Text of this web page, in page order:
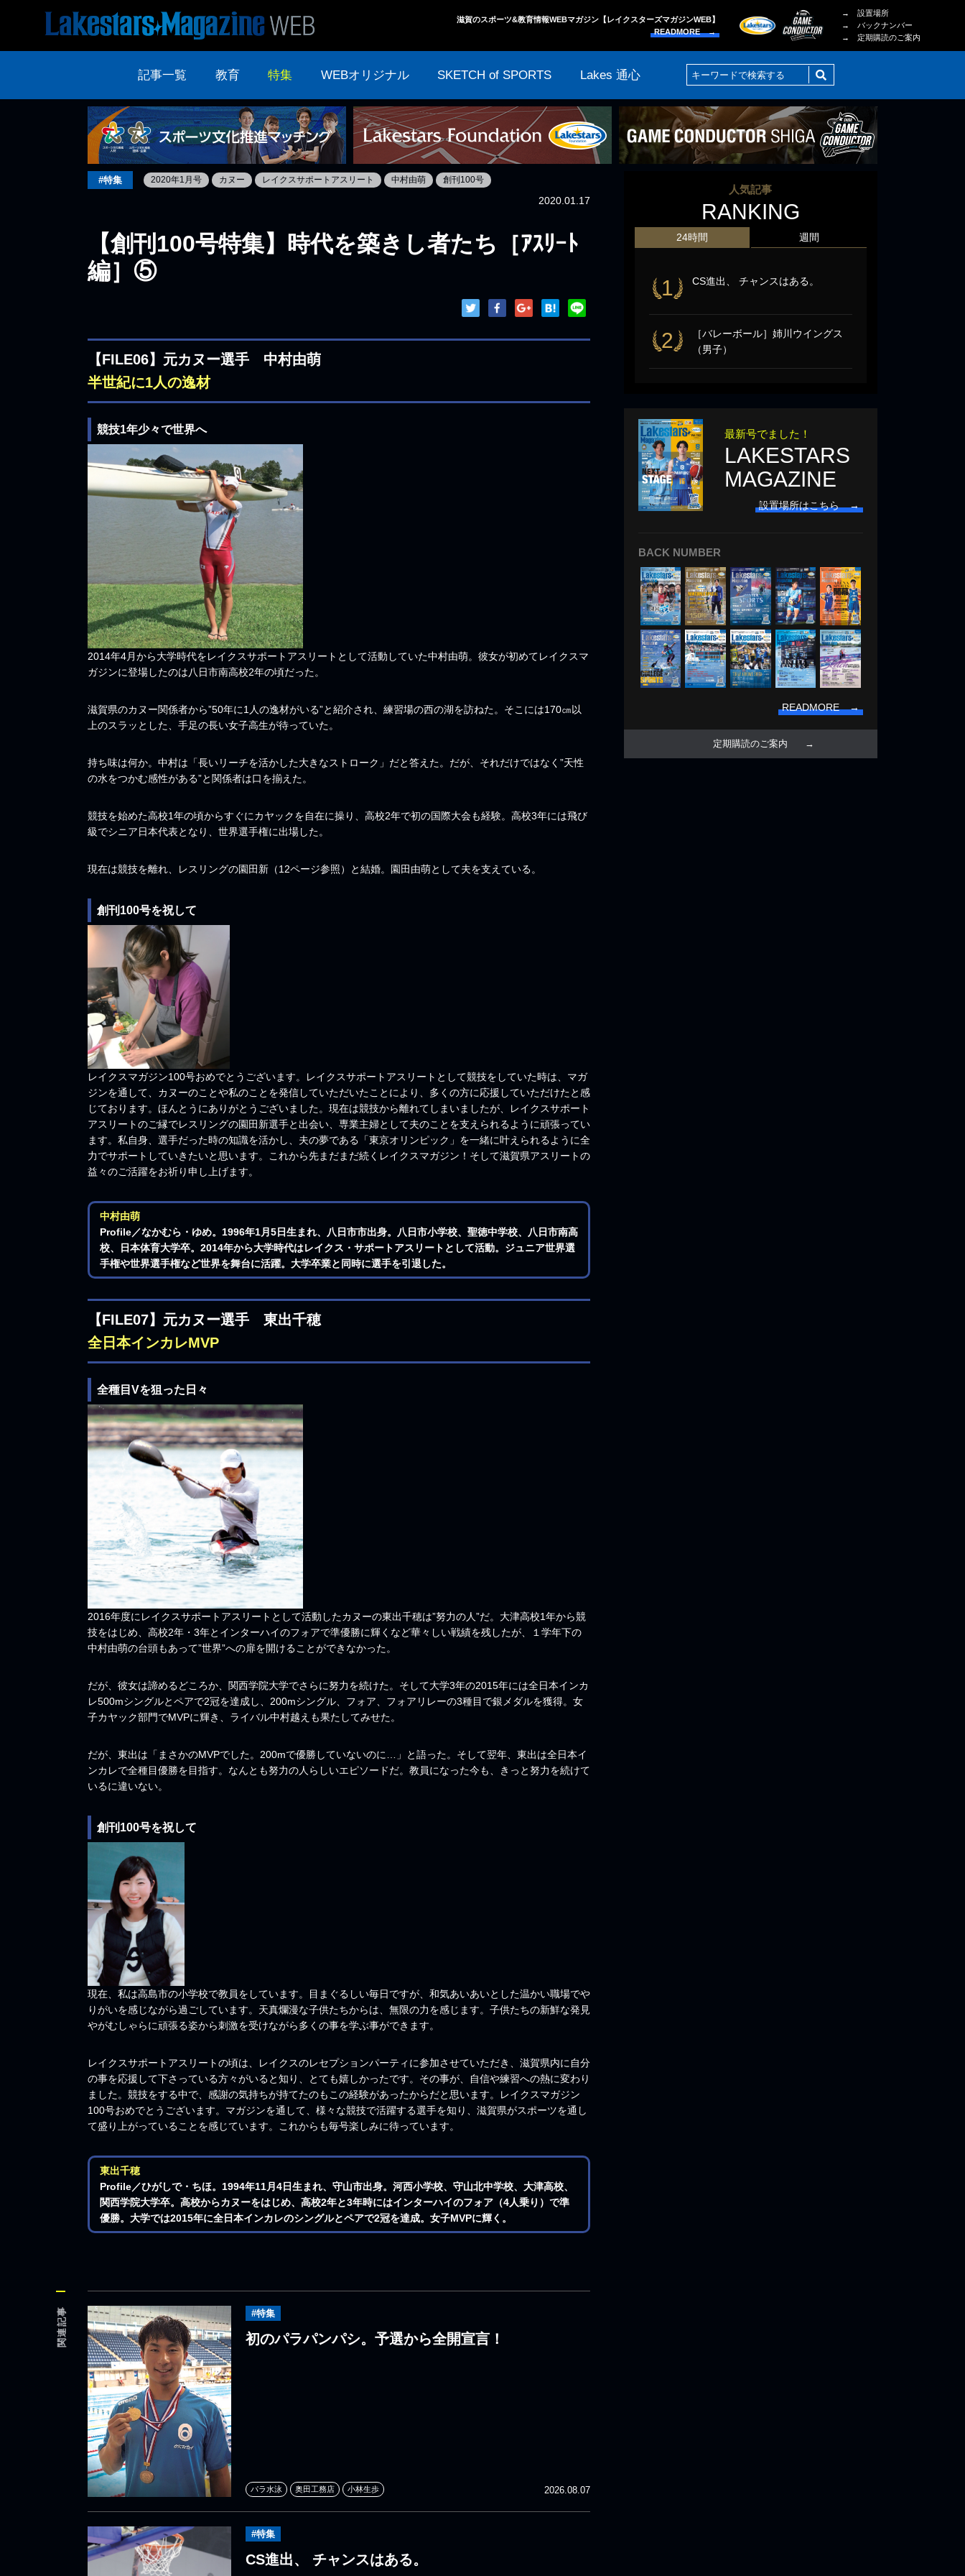
滋賀のスポーツ&教育情報WEBマガジン【レイクスターズマガジンWEB】
READMORE →
→ 設置場所
→ バックナンバー
→ 定期購読のご案内
記事一覧 教育 特集 WEBオリジナル SKETCH of SPORTS Lakes 通心
#特集 2020年1月号 カヌー レイクスサポートアスリート 中村由萌 創刊100号
2020.01.17
【創刊100号特集】時代を築きし者たち［ｱｽﾘｰﾄ
編］⑤
【FILE06】元カヌー選手 中村由萌
半世紀に1人の逸材
競技1年少々で世界へ
2014年4月から大学時代をレイクスサポートアスリートとして活動していた中村由萌。彼女が初めてレイクスマ
ガジンに登場したのは八日市南高校2年の頃だった。
滋賀県のカヌー関係者から”50年に1人の逸材がいる”と紹介され、練習場の西の湖を訪ねた。そこには170㎝以
上のスラッとした、手足の長い女子高生が待っていた。
持ち味は何か。中村は「長いリーチを活かした大きなストローク」だと答えた。だが、それだけではなく”天性
の水をつかむ感性がある”と関係者は口を揃えた。
競技を始めた高校1年の頃からすぐにカヤックを自在に操り、高校2年で初の国際大会も経験。高校3年には飛び
級でシニア日本代表となり、世界選手権に出場した。
現在は競技を離れ、レスリングの園田新（12ページ参照）と結婚。園田由萌として夫を支えている。
創刊100号を祝して
レイクスマガジン100号おめでとうございます。レイクスサポートアスリートとして競技をしていた時は、マガ
ジンを通して、カヌーのことや私のことを発信していただいたことにより、多くの方に応援していただけたと感
じております。ほんとうにありがとうございました。現在は競技から離れてしまいましたが、レイクスサポート
アスリートのご縁でレスリングの園田新選手と出会い、専業主婦として夫のことを支えられるように頑張ってい
ます。私自身、選手だった時の知識を活かし、夫の夢である「東京オリンピック」を一緒に叶えられるように全
力でサポートしていきたいと思います。これから先まだまだ続くレイクスマガジン！そして滋賀県アスリートの
益々のご活躍をお祈り申し上げます。
中村由萌
Profile／なかむら・ゆめ。1996年1月5日生まれ、八日市市出身。八日市小学校、聖徳中学校、八日市南高
校、日本体育大学卒。2014年から大学時代はレイクス・サポートアスリートとして活動。ジュニア世界選
手権や世界選手権など世界を舞台に活躍。大学卒業と同時に選手を引退した。
【FILE07】元カヌー選手 東出千穂
全日本インカレMVP
全種目Vを狙った日々
2016年度にレイクスサポートアスリートとして活動したカヌーの東出千穂は”努力の人”だ。大津高校1年から競
技をはじめ、高校2年・3年とインターハイのフォアで準優勝に輝くなど華々しい戦績を残したが、１学年下の
中村由萌の台頭もあって”世界”への扉を開けることができなかった。
だが、彼女は諦めるどころか、関西学院大学でさらに努力を続けた。そして大学3年の2015年には全日本インカ
レ500mシングルとペアで2冠を達成し、200mシングル、フォア、フォアリレーの3種目で銀メダルを獲得。女
子カヤック部門でMVPに輝き、ライバル中村越えも果たしてみせた。
だが、東出は「まさかのMVPでした。200mで優勝していないのに…」と語った。そして翌年、東出は全日本イ
ンカレで全種目優勝を目指す。なんとも努力の人らしいエピソードだ。教員になった今も、きっと努力を続けて
いるに違いない。
創刊100号を祝して
現在、私は高島市の小学校で教員をしています。目まぐるしい毎日ですが、和気あいあいとした温かい職場でや
りがいを感じながら過ごしています。天真爛漫な子供たちからは、無限の力を感じます。子供たちの新鮮な発見
やがむしゃらに頑張る姿から刺激を受けながら多くの事を学ぶ事ができます。
レイクスサポートアスリートの頃は、レイクスのレセプションパーティに参加させていただき、滋賀県内に自分
の事を応援して下さっている方々がいると知り、とても嬉しかったです。その事が、自信や練習への熱に変わり
ました。競技をする中で、感謝の気持ちが持てたのもこの経験があったからだと思います。レイクスマガジン
100号おめでとうございます。マガジンを通して、様々な競技で活躍する選手を知り、滋賀県がスポーツを通し
て盛り上がっていることを感じています。これからも毎号楽しみに待っています。
東出千穂
Profile／ひがしで・ちほ。1994年11月4日生まれ、守山市出身。河西小学校、守山北中学校、大津高校、
関西学院大学卒。高校からカヌーをはじめ、高校2年と3年時にはインターハイのフォア（4人乗り）で準
優勝。大学では2015年に全日本インカレのシングルとペアで2冠を達成。女子MVPに輝く。
関連記事 #特集
初のパラパンパシ。予選から全開宣言！
2026.08.07
パラ水泳 奥田工務店 小林生歩
#特集
CS進出、 チャンスはある。
人気記事
RANKING
24時間
1 CS進出、 チャンスはある。
2
［バレーボール］姉川ウイングス
（男子）
週間
最新号でました！
LAKESTARS
MAGAZINE
設置場所はこちら →
BACK NUMBER
READMORE →
定期購読のご案内